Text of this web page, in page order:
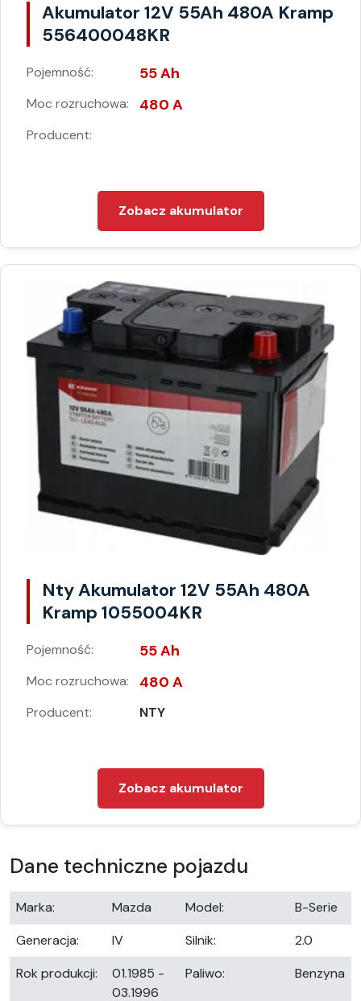
Akumulator 12V 55Ah 480A Kramp
556400048KR
Pojemność: 55 Ah
Moc rozruchowa: 480 A
Producent:
Zobacz akumulator
Nty Akumulator 12V 55Ah 480A
Kramp 1055004KR
Pojemność: 55 Ah
Moc rozruchowa: 480 A
Producent: NTY
Zobacz akumulator
Dane techniczne pojazdu
Marka: Mazda Model:
B-Serie
Generacja:
IV Silnik:
2.0
Rok produkcji:
01.1985 -
03.1996
Paliwo: Benzyna